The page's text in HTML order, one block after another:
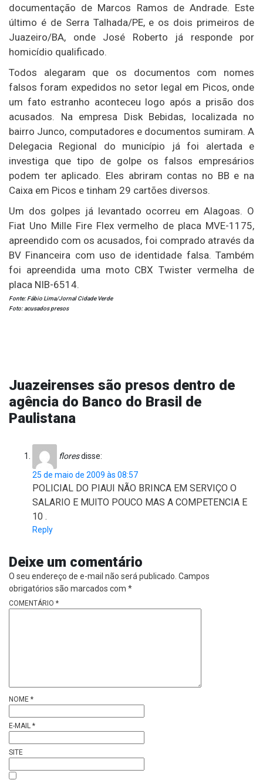
documentação de Marcos Ramos de Andrade. Este
último é de Serra Talhada/PE, e os dois primeiros de
Juazeiro/BA, onde José Roberto já responde por
homicídio qualificado.
Todos alegaram que os documentos com nomes
falsos foram expedidos no setor legal em Picos, onde
um fato estranho aconteceu logo após a prisão dos
acusados. Na empresa Disk Bebidas, localizada no
bairro Junco, computadores e documentos sumiram. A
Delegacia Regional do município já foi alertada e
investiga que tipo de golpe os falsos empresários
podem ter aplicado. Eles abriram contas no BB e na
Caixa em Picos e tinham 29 cartões diversos.
Um dos golpes já levantado ocorreu em Alagoas. O
Fiat Uno Mille Fire Flex vermelho de placa MVE-1175,
apreendido com os acusados, foi comprado através da
BV Financeira com uso de identidade falsa. Também
foi apreendida uma moto CBX Twister vermelha de
placa NIB-6514.
Fonte: Fábio Lima/Jornal Cidade Verde
Foto: acusados presos
Juazeirenses são presos dentro de
agência do Banco do Brasil de
Paulistana
floresdisse:
25 de maio de 2009 às 08:57
POLICIAL DO PIAUI NÃO BRINCA EM SERVIÇO O
SALARIO E MUITO POUCO MAS A COMPETENCIA E
10 .
Reply
Deixe um comentário
O seu endereço de e-mail não será publicado. Campos
obrigatórios são marcados com *
COMENTÁRIO *
NOME *
E-MAIL *
SITE